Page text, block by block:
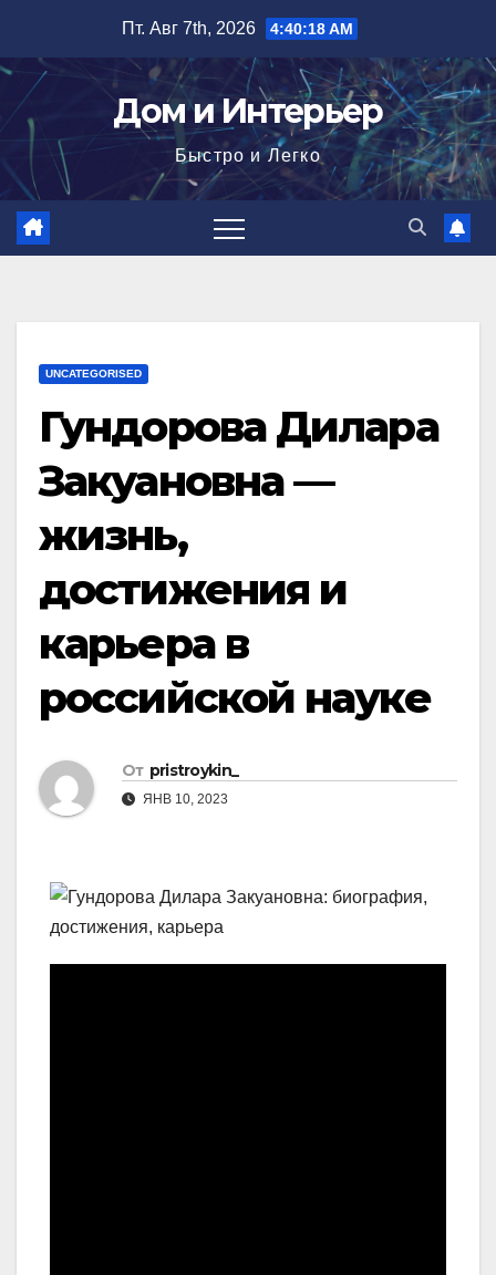
содержимому
Пт. Авг 7th, 2026 4:40:19 AM
Дом и Интерьер
Быстро и Легко
UNCATEGORISED
Гундорова Дилара
Закуановна —
жизнь,
достижения и
карьера в
российской науке
От pristroykin_
ЯНВ 10, 2023